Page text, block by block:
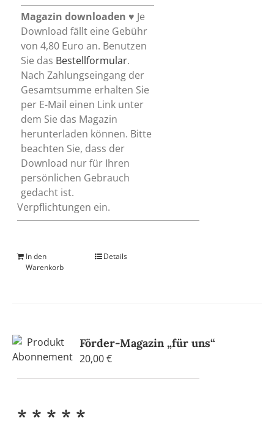
Magazin downloaden ♥ Je
Download fällt eine Gebühr
von 4,80 Euro an. Benutzen
Sie das Bestellformular.
Nach Zahlungseingang der
Gesamtsumme erhalten Sie
per E-Mail einen Link unter
dem Sie das Magazin
herunterladen können. Bitte
beachten Sie, dass der
Download nur für Ihren
persönlichen Gebrauch
gedacht ist.
Verpflichtungen ein.
In den
Warenkorb
Details
Förder-Magazin „für uns“
20,00€
* * * * *